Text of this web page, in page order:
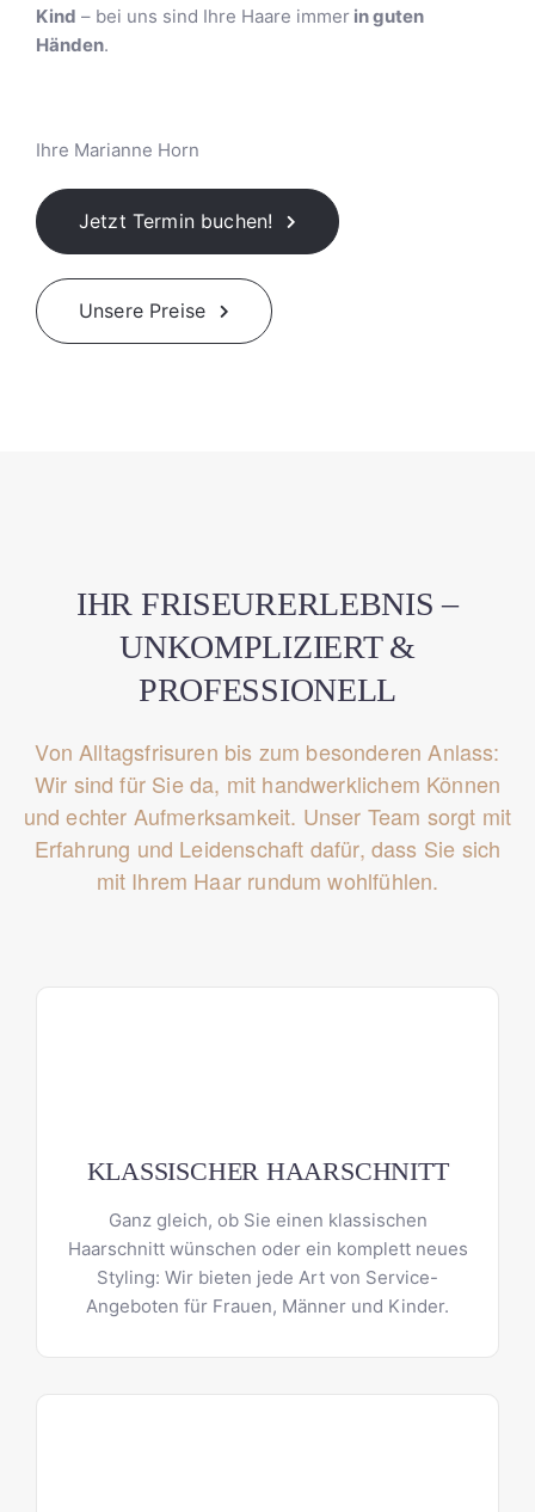
Kind – bei uns sind Ihre Haare immer in guten
Händen.
Ihre Marianne Horn
Jetzt Termin buchen!
Unsere Preise
IHR FRISEURERLEBNIS –
UNKOMPLIZIERT &
PROFESSIONELL
Von Alltagsfrisuren bis zum besonderen Anlass:
Wir sind für Sie da, mit handwerklichem Können
und echter Aufmerksamkeit. Unser Team sorgt mit
Erfahrung und Leidenschaft dafür, dass Sie sich
mit Ihrem Haar rundum wohlfühlen.
KLASSISCHER HAARSCHNITT
Ganz gleich, ob Sie einen klassischen
Haarschnitt wünschen oder ein komplett neues
Styling: Wir bieten jede Art von Service-
Angeboten für Frauen, Männer und Kinder.